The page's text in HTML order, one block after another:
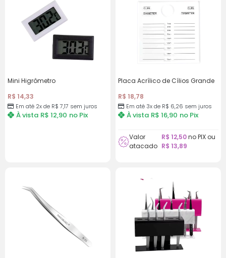
Mini Higrômetro
R$ 14,33
Em até 2x de R$7,17 sem juros
À vista R$ 12,90 no Pix
Placa Acrílico de Cílios Grande
R$ 18,78
Em até 3x de R$ 6,26 sem juros
À vista R$ 16,90 no Pix
Valor
atacado
R$ 12,50no PIX ou
R$ 13,89